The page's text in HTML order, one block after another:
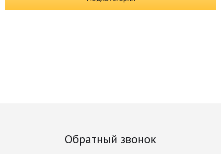
Обратный звонок